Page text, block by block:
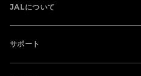
JALについて
サポート